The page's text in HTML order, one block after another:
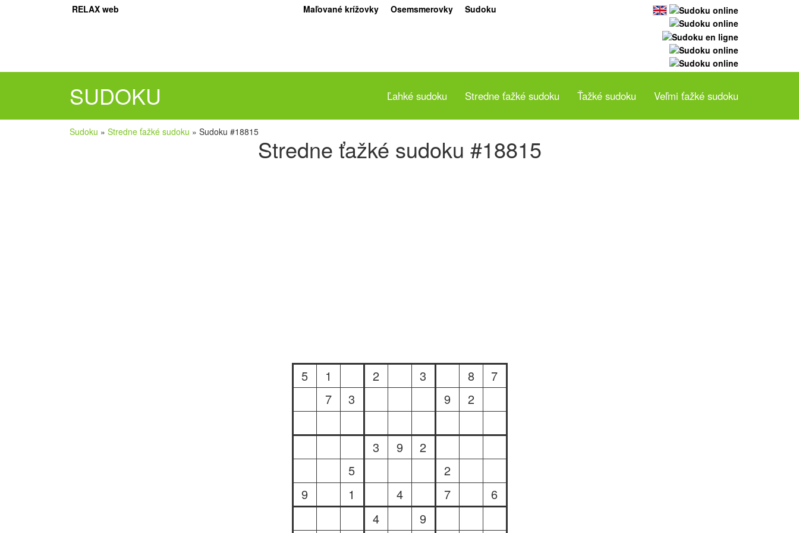
RELAX web Maľované krížovky Osemsmerovky Sudoku
SUDOKU Ľahké sudoku Stredne ťažké sudoku Ťažké sudoku Veľmi ťažké sudoku
Sudoku » Stredne ťažké sudoku » Sudoku #18815
Stredne ťažké sudoku #18815
5 1 2 3 8
7
7
3 9 2
3 9
2
5
2
9
1 4 7
6
4
9